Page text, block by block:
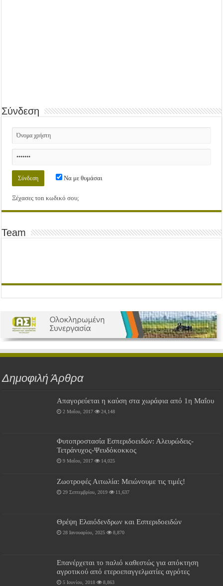
Σύνδεση
Να με θυμάσαι
Ξέχασες τοn κωδικό σου;
Team
Δημοφιλή Άρθρα
Απαγορεύεται η καύση στα χωράφια από 1η Μαΐου
2 Μαΐου, 2017 24,148
Φυτοπροστασία Εσπεριδοειδών: Αλευρώδεις-
Τετράνυχος-Ψευδόκοκκος
9 Μαΐου, 2017 14,025
Ζωοτροφές Αιτωλία: Μειώνουμε τις τιμές!
29 Σεπτεμβρίου, 2019 11,637
Θρέψη Ελαιόδενδρων και Εσπεριδοειδών
28 Ιανουαρίου, 2025 8,870
Επανέρχεται το παλιό καθεστώς για απόκτηση
αγροτικού από ετεροεπαγγελματίες αγρότες
5 Ιουνίου, 2018 8,863